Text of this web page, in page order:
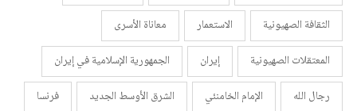
الثقافة الصهيونية
الاستعمار
معاناة الأسرى
المعتقلات الصهيونية
إيران
الجمهورية الإسلامية في إيران
رجال الله
الإمام الخامنئي الشرق الأوسط الجديد
فرنسا